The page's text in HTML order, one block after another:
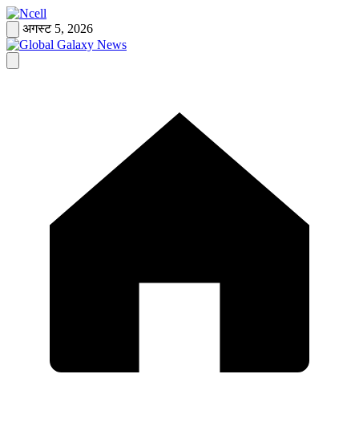
Skip
to
content
अगस्ट 5, 2026